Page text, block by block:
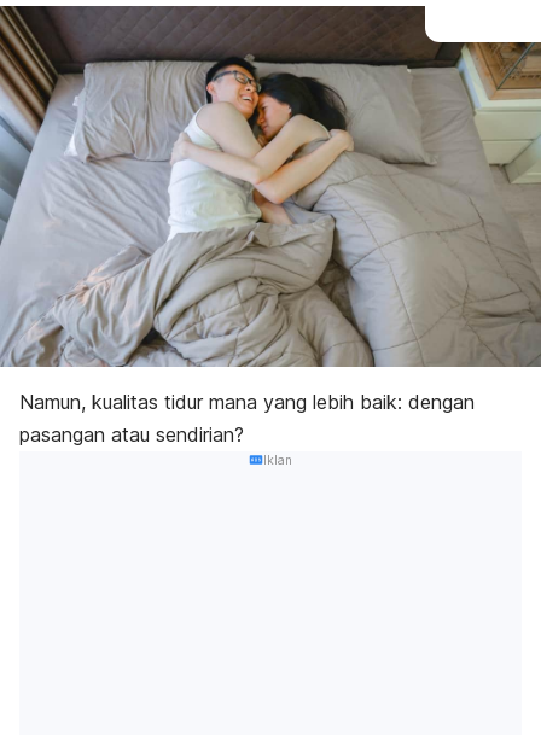
Namun, kualitas tidur mana yang lebih baik: dengan
pasangan atau sendirian?
Iklan